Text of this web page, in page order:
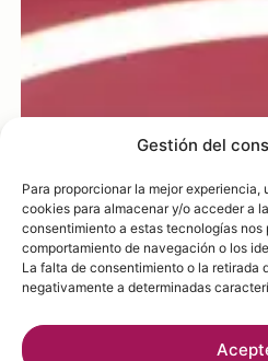
Gestión del
Para proporcionar la mejor
cookies para almacenar y/o acceder a
consentimiento a estas tecnologías nos
comportamiento de navegación o los
La falta de consentimiento o la retirada
negativamente a determinadas